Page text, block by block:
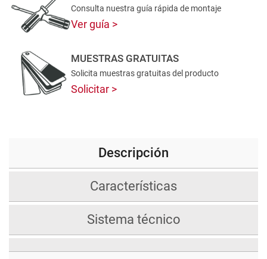
Consulta nuestra guía rápida de montaje
Ver guía
MUESTRAS GRATUITAS
Solicita muestras gratuitas del producto
Solicitar
Descripción
Características
Sistema técnico